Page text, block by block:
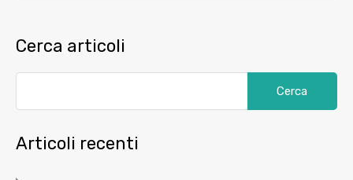
Cerca articoli
Articoli recenti